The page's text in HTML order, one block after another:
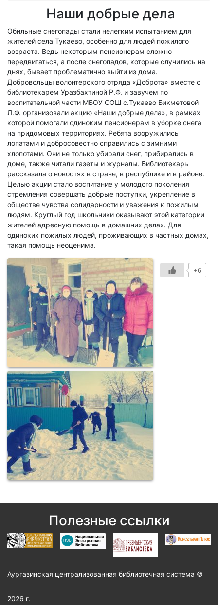
Наши добрые дела
Обильные снегопады стали нелегким испытанием для
жителей села Тукаево, особенно для людей пожилого
возраста. Ведь некоторым пенсионерам сложно
передвигаться, а после снегопадов, которые случились на
днях, бывает проблематично выйти из дома.
Добровольцы волонтерского отряда «Доброта» вместе с
библиотекарем Уразбахтиной Р.Ф. и завучем по
воспитательной части МБОУ СОШ с.Тукаево Бикметовой
Л.Ф. организовали акцию «Наши добрые дела», в рамках
которой помогали одиноким пенсионерам в уборке снега
на придомовых территориях. Ребята вооружились
лопатами и добросовестно справились с зимними
хлопотами. Они не только убирали снег, прибирались в
доме, также читали газеты и журналы. Библиотекарь
рассказала о новостях в стране, в республике и в районе.
Целью акции стало воспитание у молодого поколения
стремления совершать добрые поступки, укрепление в
обществе чувства солидарности и уважения к пожилым
людям. Круглый год школьники оказывают этой категории
жителей адресную помощь в домашних делах. Для
одиноких пожилых людей, проживающих в частных домах,
такая помощь неоценима.
+6
Полезные ссылки
Аургазинская централизованная библиотечная система ©
2026 г.